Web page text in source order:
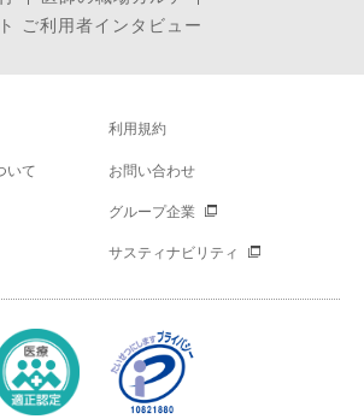
ご利用者インタビュー
利用規約
いて お問い合わせ
グループ企業
サスティナビリティ